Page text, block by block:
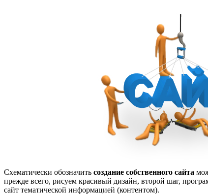
Схематически обозначить создание собственного сайта
прежде всего, рисуем красивый дизайн, второй шаг,
сайт тематической информацией (контентом).